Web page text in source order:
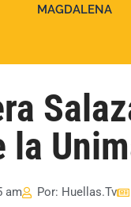
MAGDALENA
la
am Por: Huellas.Tv